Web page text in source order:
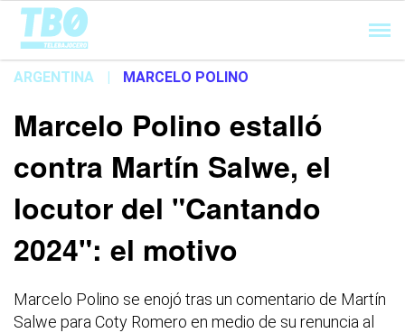
Cargando...
ARGENTINA | MARCELO POLINO
Marcelo Polino estalló
contra Martín Salwe, el
locutor del "Cantando
2024": el motivo
Marcelo Polino se enojó tras un comentario de Martín
Salwe para Coty Romero en medio de su renuncia al